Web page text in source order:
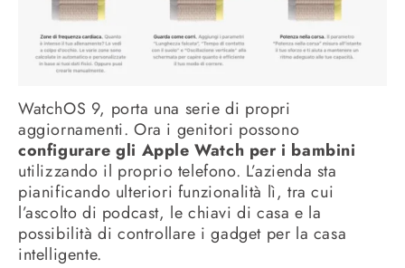
WatchOS 9, porta una serie di propri
aggiornamenti. Ora i genitori possono
configurare gli Apple Watch per i bambini
utilizzando il proprio telefono. L’azienda sta
pianificando ulteriori funzionalità lì, tra cui
l’ascolto di podcast, le chiavi di casa e la
possibilità di controllare i gadget per la casa
intelligente.